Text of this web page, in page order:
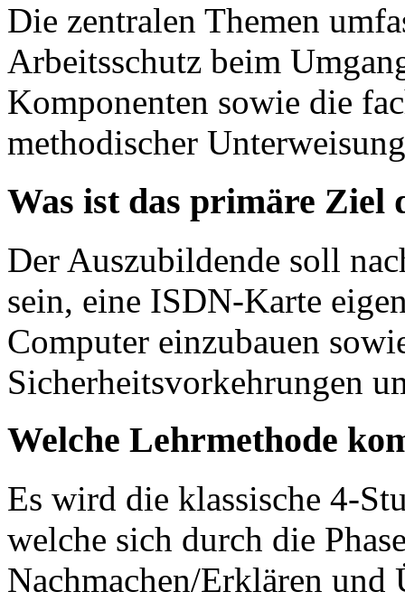
Die zentralen Themen
Arbeitsschutz beim
Komponenten sowie die
methodischer
Was ist das primäre Ziel
Der Auszubildende soll
sein, eine ISDN-Karte
Computer einzubauen
Sicherheitsvorkehrungen
Welche Lehrmethode
Es wird die klassische 4-
welche sich durch die
Nachmachen/Erklären und